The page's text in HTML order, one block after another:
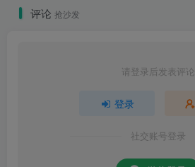
评论 抢沙发
请登录后发表评论
登录
社交账号登录